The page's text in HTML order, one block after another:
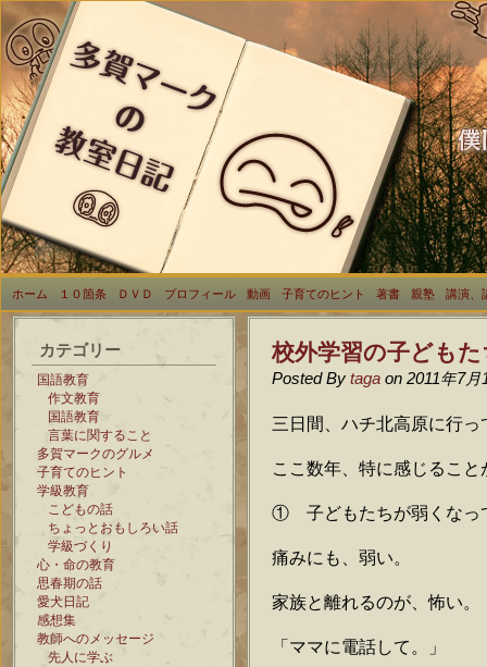
ホーム １０箇条 ＤＶＤ プロフィール 動画 子育てのヒント 著書 親塾 講演、
カテゴリー
国語教育
作文教育
国語教育
言葉に関すること
多賀マークのグルメ
子育てのヒント
学級教育
こどもの話
ちょっとおもしろい話
学級づくり
心・命の教育
思春期の話
愛犬日記
感想集
教師へのメッセージ
先人に学ぶ
校外学習の子ども
Posted By taga on 2011年7月
三日間、ハチ北高原に行っ
ここ数年、特に感じること
① 子どもたちが弱くなっ
痛みにも、弱い。
家族と離れるのが、怖い。
「ママに電話して。」